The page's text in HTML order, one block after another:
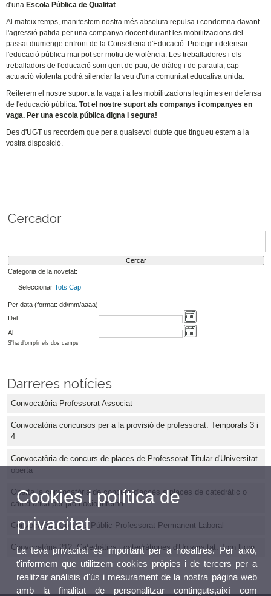
d'una Escola Pública de Qualitat.
Al mateix temps, manifestem nostra més absoluta repulsa i condemna davant
l'agressió patida per una companya docent durant les mobilitzacions del
passat diumenge enfront de la Conselleria d'Educació. Protegir i defensar
l'educació pública mai pot ser motiu de violència. Les treballadores i els
treballadors de l'educació som gent de pau, de diàleg i de paraula; cap
actuació violenta podrà silenciar la veu d'una comunitat educativa unida.
Reiterem el nostre suport a la vaga i a les mobilitzacions legítimes en defensa
de l'educació pública.Tot el nostre suport als companys i companyes en
vaga. Per una escola pública digna i segura!
Des d'UGT us recordem que per a qualsevol dubte que tingueu estem a la
vostra disposició.
Cercador
Categoria de la novetat:
Seleccionar Tots Cap
Per data (format: dd/mm/aaaa)
Del
Al
S'ha d'omplir els dos camps
Darreres notícies
Convocatòria Professorat Associat
Convocatòria concursos per a la provisió de professorat. Temporals 3 i
4
Convocatòria de concurs de places de Professorat Titular d'Universitat
oberta
Oberta la convocatòria de concurs d'accés a places de catedràtic o
catedràtica per promoció interna
Convocatòria Concurs Públic Professorat Permanent Laboral
Convocatòria 212. Catedràtics i catedràtiques d'Universitat. Torn lliure
Cookies i política de
privacitat
La teva privacitat és important per a nosaltres. Per això,
t'informem que utilitzem cookies pròpies i de tercers per a
realitzar anàlisis d'ús i mesurament de la nostra pàgina web
amb la finalitat de personalitzar continguts,així com